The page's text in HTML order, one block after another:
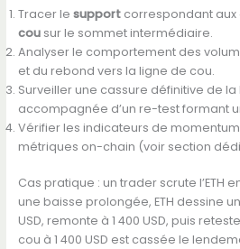
Tracer le supportcorrespondant aux
cousur le sommet intermédiaire.
Analyser le comportement des
et du rebond vers la ligne de cou.
Surveiller une cassure définitive de
accompagnée d’un re-test formant
Vérifier les indicateurs de momentum
métriques on-chain (voir section
Cas pratique : un trader scrute l’ETH
une baisse prolongée, ETH dessine
USD, remonte à 1 400 USD, puis reteste
cou à 1 400 USD est cassée le